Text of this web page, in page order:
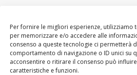
Per fornire le migliori esperienze, utilizziamo
per memorizzare e/o accedere alle
consenso a queste tecnologie ci permetterà
comportamento di navigazione o ID unici su
acconsentire o ritirare il consenso può
caratteristiche e funzioni.